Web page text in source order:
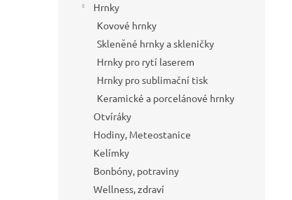
Hrnky
Kovové hrnky
Skleněné hrnky a skleničky
Hrnky pro rytí laserem
Hrnky pro sublimační tisk
Keramické a porcelánové hrnky
Otvíráky
Hodiny, Meteostanice
Kelímky
Bonbóny, potraviny
Wellness, zdraví